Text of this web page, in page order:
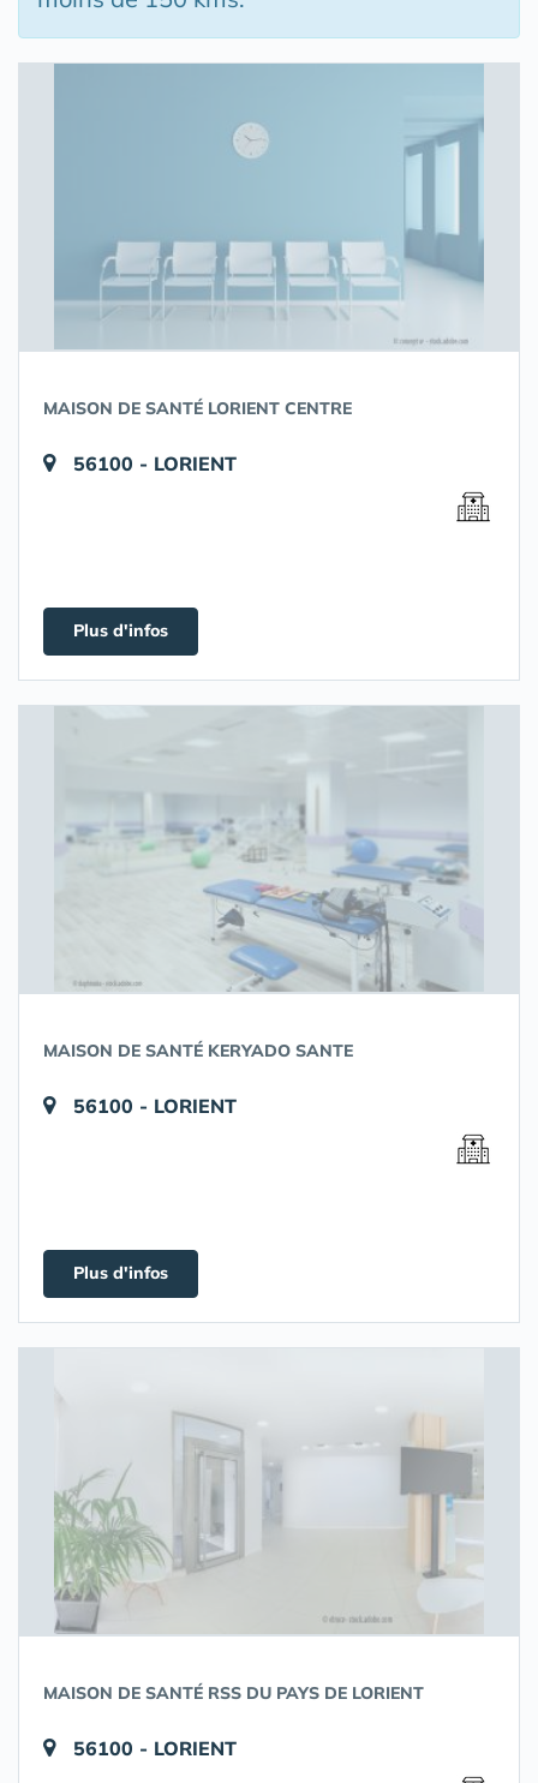
MAISON DE SANTÉ LORIENT CENTRE
56100 - LORIENT
Plus d'infos
MAISON DE SANTÉ KERYADO SANTE
56100 - LORIENT
Plus d'infos
MAISON DE SANTÉ RSS DU PAYS DE LORIENT
56100 - LORIENT